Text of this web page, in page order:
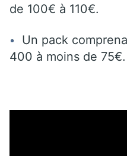
de 100€ à 110€.
Un pack
400 à moins de 75€.